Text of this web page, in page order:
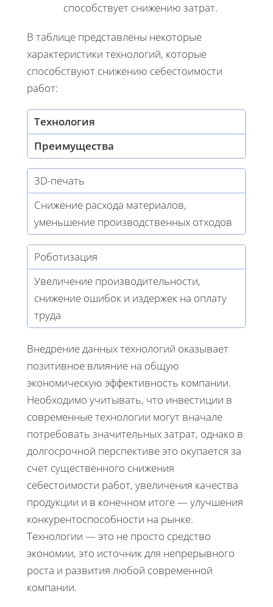
способствует снижению затрат.
В таблице представлены некоторые
характеристики технологий, которые
способствуют снижению себестоимости
работ:
Технология
Преимущества
3D-печать
Снижение расхода материалов,
уменьшение производственных отходов
Роботизация
Увеличение производительности,
снижение ошибок и издержек на оплату
труда
Внедрение данных технологий оказывает
позитивное влияние на общую
экономическую эффективность компании.
Необходимо учитывать, что инвестиции в
современные технологии могут вначале
потребовать значительных затрат, однако в
долгосрочной перспективе это окупается за
счет существенного снижения
себестоимости работ, увеличения качества
продукции и в конечном итоге — улучшения
конкурентоспособности на рынке.
Технологии — это не просто средство
экономии, это источник для непрерывного
роста и развития любой современной
компании.